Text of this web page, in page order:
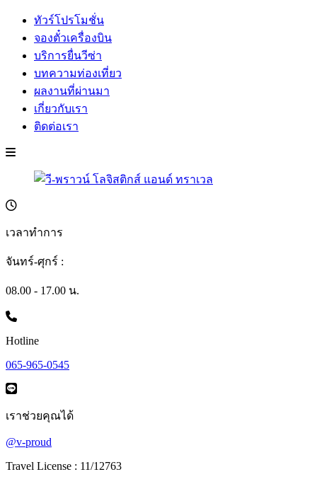
ทัวร์โปรโมชั่น
จองตั๋วเครื่องบิน
บริการยื่นวีซ่า
บทความท่องเที่ยว
ผลงานที่ผ่านมา
เกี่ยวกับเรา
ติดต่อเรา
เวลาทำการ
จันทร์-ศุกร์ :
08.00 - 17.00 น.
Hotline
065-965-0545
เราช่วยคุณได้
@v-proud
Travel License : 11/12763